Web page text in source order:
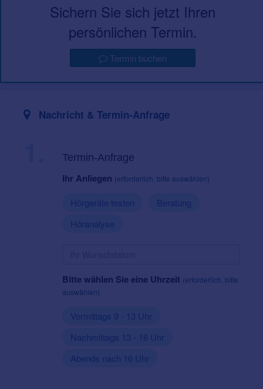
Sichern Sie sich jetzt Ihren
persönlichen Termin.
Termin buchen
Nachricht & Termin-Anfrage
Termin-Anfrage
Ihr Anliegen (erforderlich, bitte auswählen)
Hörgeräte testen
Beratung
Höranalyse
Bitte wählen Sie eine Uhrzeit (erforderlich, bitte
auswählen)
Vormittags 9 - 13 Uhr
Nachmittags 13 - 16 Uhr
Abends nach 16 Uhr